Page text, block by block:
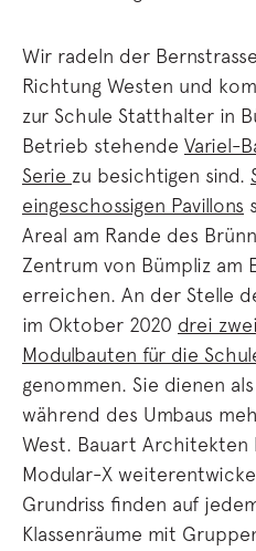
Wir radeln der
Richtung Westen und
zur Schule Statthalter in
Betrieb stehende Variel-
Serie zu besichtigen sind.
eingeschossigen Pavillons
Areal am Rande des
Zentrum von Bümpliz am
erreichen. An der Stelle
im Oktober 2020 drei
Modulbauten für die
genommen. Sie dienen
während des Umbaus
West. Bauart Architekten
Modular-X
Grundriss finden auf
Klassenräume mit